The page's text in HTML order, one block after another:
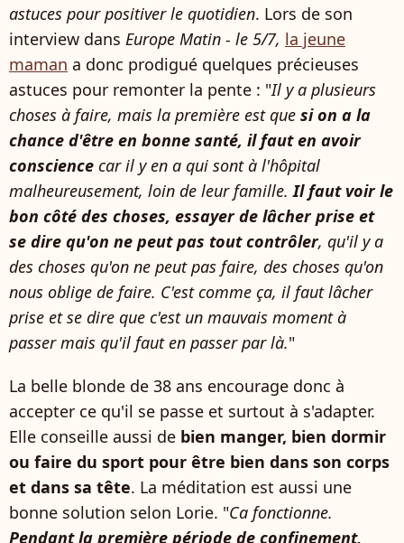
astuces pour positiver le quotidien. Lors de son
interview dans Europe Matin - le 5/7, la jeune
maman a donc prodigué quelques précieuses
astuces pour remonter la pente : "Il y a plusieurs
choses à faire, mais la première est que si on a la
chance d'être en bonne santé, il faut en avoir
conscience car il y en a qui sont à l'hôpital
malheureusement, loin de leur famille.Il faut voir le
bon côté des choses, essayer de lâcher prise et
se dire qu'on ne peut pas tout contrôler, qu'il y a
des choses qu'on ne peut pas faire, des choses qu'on
nous oblige de faire. C'est comme ça, il faut lâcher
prise et se dire que c'est un mauvais moment à
passer mais qu'il faut en passer par là."
La belle blonde de 38 ans encourage donc à
accepter ce qu'il se passe et surtout à s'adapter.
Elle conseille aussi de bien manger, bien dormir
ou faire du sport pour être bien dans son corps
et dans sa tête. La méditation est aussi une
bonne solution selon Lorie. "Ca fonctionne.
Pendant la première période de confinement,